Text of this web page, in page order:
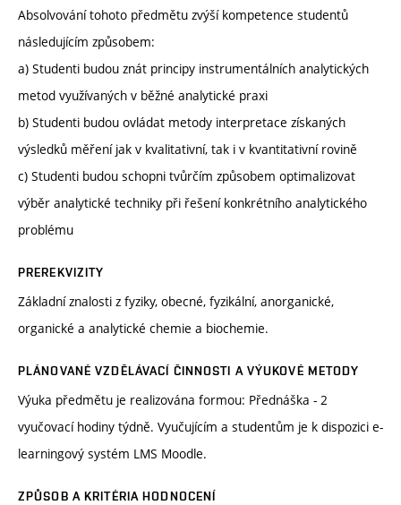
Absolvování tohoto předmětu zvýší kompetence studentů
následujícím způsobem:
a) Studenti budou znát principy instrumentálních analytických
metod využívaných v běžné analytické praxi
b) Studenti budou ovládat metody interpretace získaných
výsledků měření jak v kvalitativní, tak i v kvantitativní rovině
c) Studenti budou schopni tvůrčím způsobem optimalizovat
výběr analytické techniky při řešení konkrétního analytického
problému
PREREKVIZITY
Základní znalosti z fyziky, obecné, fyzikální, anorganické,
organické a analytické chemie a biochemie.
PLÁNOVANÉ VZDĚLÁVACÍ ČINNOSTI A VÝUKOVÉ METODY
Výuka předmětu je realizována formou: Přednáška - 2
vyučovací hodiny týdně. Vyučujícím a studentům je k dispozici e-
learningový systém LMS Moodle.
ZPŮSOB A KRITÉRIA HODNOCENÍ